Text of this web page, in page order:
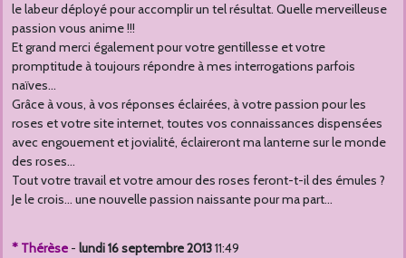
le labeur déployé pour accomplir un tel résultat. Quelle merveilleuse
passion vous anime !!!
Et grand merci également pour votre gentillesse et votre
promptitude à toujours répondre à mes interrogations parfois
naïves...
Grâce à vous, à vos réponses éclairées, à votre passion pour les
roses et votre site internet, toutes vos connaissances dispensées
avec engouement et jovialité, éclaireront ma lanterne sur le monde
des roses...
Tout votre travail et votre amour des roses feront-t-il des émules ?
Je le crois... une nouvelle passion naissante pour ma part...
* Thérèse - lundi 16 septembre 201311:49